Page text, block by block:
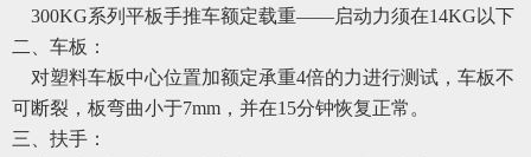
300KG系列平板手推车额定载重——启动力须在14KG以下
二
车板 ：
对塑料车板中心位置加额定承重4倍的力进行测试，车板不
可断裂，板弯曲小于7mm，并在15分钟恢复正常。
三
扶手 ：